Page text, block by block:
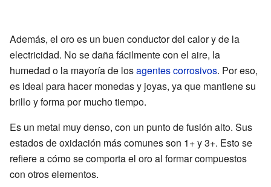
Además, el oro es un buen conductor del calor y de la
electricidad. No se daña fácilmente con el aire, la
humedad o la mayoría de losagentes corrosivos. Por eso,
es ideal para hacer monedas y joyas, ya que mantiene su
brillo y forma por mucho tiempo.
Es un metal muy denso, con un punto de fusión alto. Sus
estados de oxidación más comunes son 1+ y 3+. Esto se
refiere a cómo se comporta el oro al formar compuestos
con otros elementos.